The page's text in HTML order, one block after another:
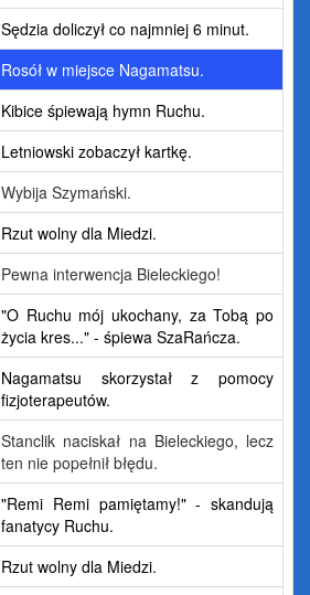
Sędzia doliczył co najmniej 6 minut.
Rosół w miejsce Nagamatsu.
Kibice śpiewają hymn Ruchu.
Letniowski zobaczył kartkę.
Wybija Szymański.
Rzut wolny dla Miedzi.
Pewna interwencja Bieleckiego!
"O Ruchu mój ukochany, za Tobą po
życia kres..." - śpiewa SzaRańcza.
Nagamatsu skorzystał z pomocy
fizjoterapeutów.
Stanclik naciskał na Bieleckiego, lecz
ten nie popełnił błędu.
"Remi Remi pamiętamy!" - skandują
fanatycy Ruchu.
Rzut wolny dla Miedzi.